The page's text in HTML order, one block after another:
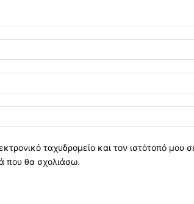
ταχυδρομείο και τον ιστότοπό μου
που θα σχολιάσω.